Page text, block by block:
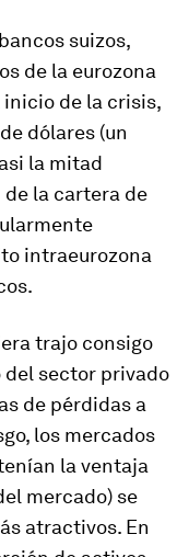
suizos,
de la eurozona
inicio de la crisis,
dólares (un
la mitad
la cartera de
intraeurozona
trajo consigo
del sector privado
de pérdidas a
los mercados
la ventaja
mercado) se
atractivos. En